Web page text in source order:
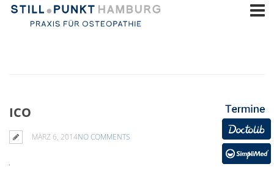
ICO
MÄRZ 6, 2014NO COMMENTS